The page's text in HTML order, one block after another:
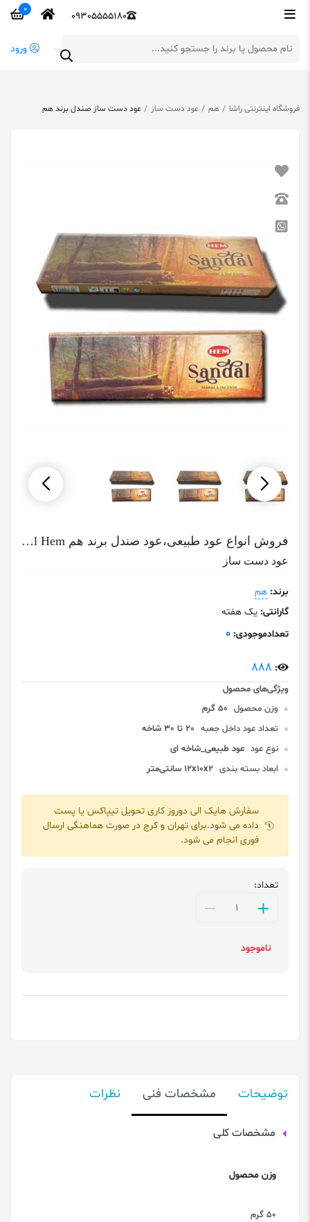
09305555180
0
ورود
فروشگاه اینترنتی راشا هم عود دست ساز عود دست ساز صندل برند هم
فروش انواع عود طبیعی،عود صندل برند هم Sandal Hem
عود دست ساز
برند: هم
گارانتی: یک هفته
تعدادموجودی: 0
:
888
وزن محصول 50 گرم
تعداد عود داخل جعبه 20 تا 30 شاخه
نوع عود عود طبیعی_شاخه ای
ابعاد بسته بندی ۱۲x۱۰x۲ سانتی‌متر
سفارش هایک الی دوروز کاری تحویل تیپاکس یا پست
داده می شود.برای تهران و کرج در صورت هماهنگی ارسال
فوری انجام می شود.
تعداد:
ناموجود
توضیحات مشخصات فنی نظرات
مشخصات کلی
وزن محصول
50 گرم